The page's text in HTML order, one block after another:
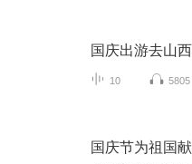
国庆出游去山西
10 5805
国庆节为祖国